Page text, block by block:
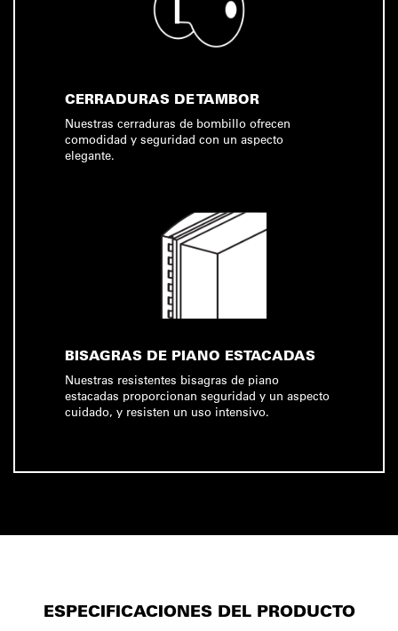
CERRADURAS DE TAMBOR
Nuestras cerraduras de bombillo ofrecen
comodidad y seguridad con un aspecto
elegante.
BISAGRAS DE PIANO ESTACADAS
Nuestras resistentes bisagras de piano
estacadas proporcionan seguridad y un aspecto
cuidado, y resisten un uso intensivo.
ESPECIFICACIONES DEL PRODUCTO